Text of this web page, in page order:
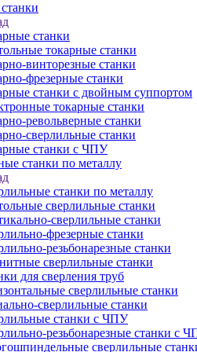
станки
токарные станки
винторезные станки
фрезерные станки
станки с двойным суппортом
токарные станки
револьверные станки
сверлильные станки
станки с ЧПУ
станки по металлу
станки по металлу
сверлильные станки
сверлильные станки
фрезерные станки
резьбонарезные станки
сверлильные станки
для сверления труб
сверлильные станки
сверлильные станки
станки с ЧПУ
резьбонарезные станки с
сверлильные